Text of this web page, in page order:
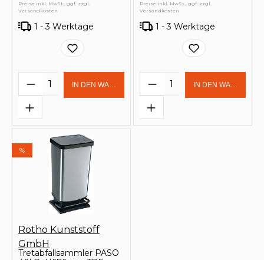
Preise inkl. MwSt., ggf. zzgl.
Versandkosten
1 - 3 Werktage
Produkt Anzahl: Gib den
IN DEN WARENKORB
Preise inkl. MwSt., ggf. zzgl.
Versandkosten
1 - 3 Werktage
Produkt Anzahl:
IN DEN
%
Rotho Kunststoff
GmbH
Tretabfallsammler PASO